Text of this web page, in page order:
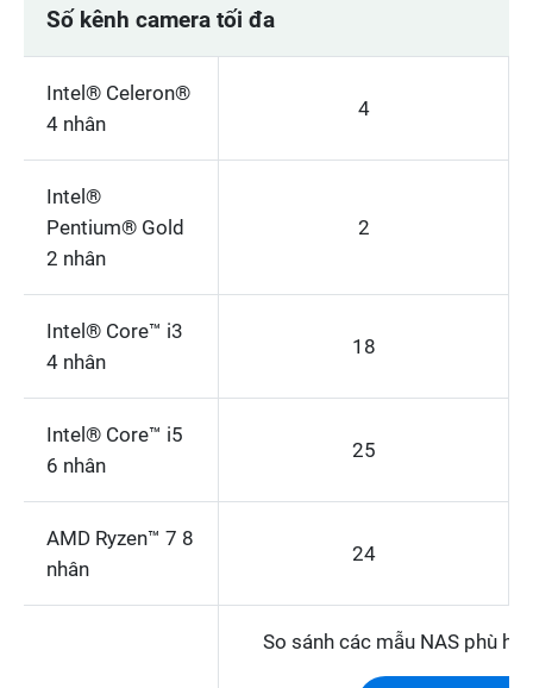
Số kênh camera tối đa
Intel® Celeron®
4 nhân
4
Intel®
Pentium® Gold
2 nhân
2
Intel® Core™ i3
4 nhân
18
Intel® Core™ i5
6 nhân
25
AMD Ryzen™ 7 8
nhân
24
So sánh các mẫu NAS phù